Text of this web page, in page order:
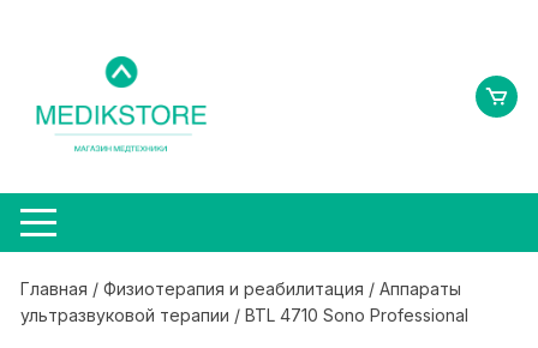
содержимому
Главная /Физиотерапия и реабилитация /Аппараты
ультразвуковой терапии / BTL 4710 Sono Professional